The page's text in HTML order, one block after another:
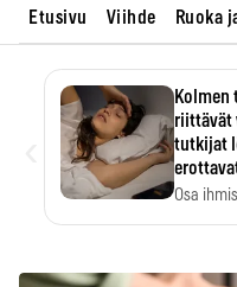
Etusivu Viihde Ruoka
Kolmen
riittävät
tutkijat
Osa